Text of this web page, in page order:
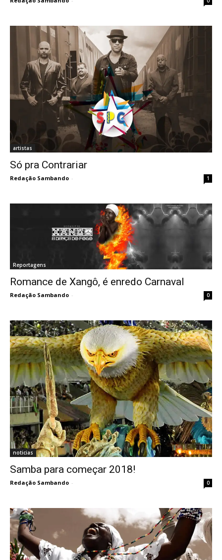
artistas
Só pra Contrariar
Redação Sambando - 1
Reportagens
Romance de Xangô, é enredo Carnaval
Redação Sambando - 0
noticias
Samba para começar 2018!
Redação Sambando - 0